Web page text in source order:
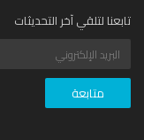
لتلقي آخر التحديثات